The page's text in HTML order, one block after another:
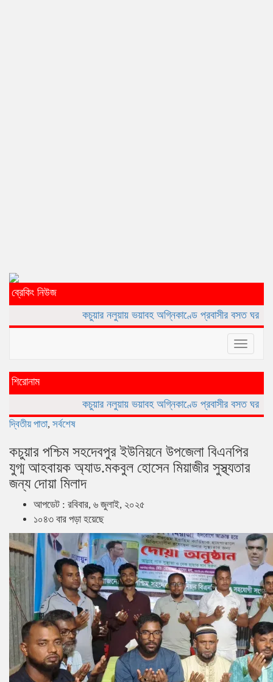
ব্রেকিং নিউজ
কচুয়ার নলুয়ায় ভয়াবহ অগ্নিকাণ্ডে প্রবাসীর বসত ঘর পুড়ে ছাই,ক্ষয়ক্ষতি
Toggle
শিরোনাম
কচুয়ার নলুয়ায় ভয়াবহ অগ্নিকাণ্ডে প্রবাসীর বসত ঘর পুড়ে ছাই,ক্ষয়ক্ষতি
দ্বিতীয় পাতা, সর্বশেষ
কচুয়ার পশ্চিম সহদেবপুর ইউনিয়নে উপজেলা বিএনপির
যুগ্ম আহবায়ক অ্যাড.মকবুল হোসেন মিয়াজীর সুস্থ্যতার
জন্য দোয়া মিলাদ
আপডেট : রবিবার, ৬ জুলাই, ২০২৫
১০৪৩ বার পড়া হয়েছে